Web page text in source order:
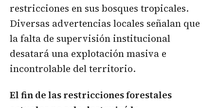
restricciones en sus bosques tropicales.
Diversas advertencias locales señalan que
la falta de supervisión institucional
desatará una explotación masiva e
incontrolable del territorio.
El fin de las restricciones forestales